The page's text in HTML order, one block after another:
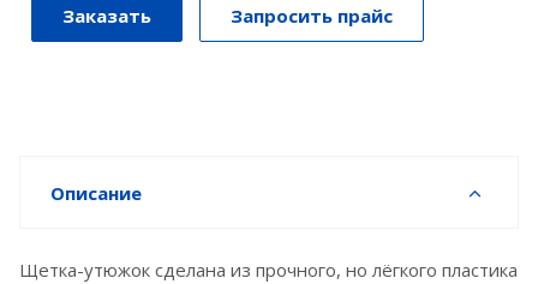
Заказать Запросить прайс
Описание
Щетка-утюжок сделана из прочного, но лёгкого пластика